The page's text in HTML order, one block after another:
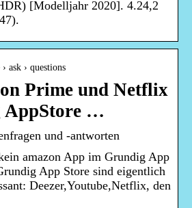
[Modelljahr 2020]. 4.24,2
ask › questions
Prime und Netflix
AppStore …
und -antworten
amazon App im Grundig App
App Store sind eigentlich
Deezer,Youtube,Netflix, den